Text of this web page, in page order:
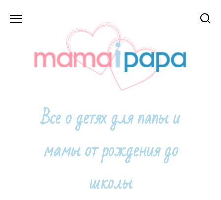
Все о детях для папы и
мамы от рождения до
школы